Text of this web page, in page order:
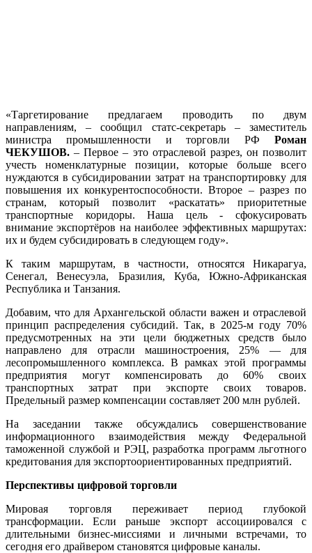
«Таргетирование предлагаем проводить по двум
направлениям, – сообщил статс-секретарь – заместитель
министра промышленности и торговли РФ Роман
ЧЕКУШОВ. – Первое – это отраслевой разрез, он позволит
учесть номенклатурные позиции, которые больше всего
нуждаются в субсидировании затрат на транспортировку для
повышения их конкурентоспособности. Второе – разрез по
странам, который позволит «раскатать» приоритетные
транспортные коридоры. Наша цель - сфокусировать
внимание экспортёров на наиболее эффективных маршрутах:
их и будем субсидировать в следующем году».
К таким маршрутам, в частности, относятся Никарагуа,
Сенегал, Венесуэла, Бразилия, Куба, Южно-Африканская
Республика и Танзания.
Добавим, что для Архангельской области важен и отраслевой
принцип распределения субсидий. Так, в 2025-м году 70%
предусмотренных на эти цели бюджетных средств было
направлено для отрасли машиностроения, 25% — для
лесопромышленного комплекса. В рамках этой программы
предприятия могут компенсировать до 60% своих
транспортных затрат при экспорте своих товаров.
Предельный размер компенсации составляет 200 млн рублей.
На заседании также обсуждались совершенствование
информационного взаимодействия между Федеральной
таможенной службой и РЭЦ, разработка программ льготного
кредитования для экспортоориентированных предприятий.
Перспективы цифровой торговли
Мировая торговля переживает период глубокой
трансформации. Если раньше экспорт ассоциировался с
длительными бизнес-миссиями и личными встречами, то
сегодня его драйвером становятся цифровые каналы.